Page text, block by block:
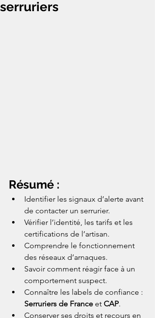
serruriers
Résumé :
Identifier les signaux d’alerte avant
de contacter un serrurier.
Vérifier l’identité, les tarifs et les
certifications de l’artisan.
Comprendre le fonctionnement
des réseaux d’arnaques.
Savoir comment réagir face à un
comportement suspect.
Connaître les labels de confiance :
Serruriers de France et CAP.
Conserver ses droits et recours en